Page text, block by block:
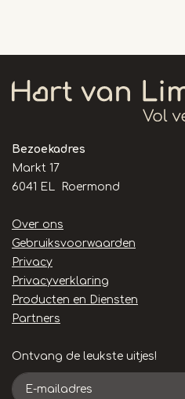
Bezoekadres
Markt 17
6041 EL Roermond
Handige
links
Over ons
Gebruiksvoorwaarden
Privacy
Privacyverklaring
Producten en Diensten
Partners
Ontvang de leukste uitjes!
E-